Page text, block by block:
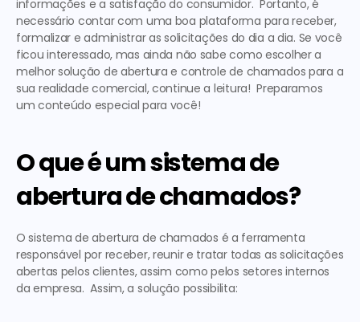
informações e a satisfação do consumidor.  Portanto, é
necessário contar com uma boa plataforma para receber,
formalizar e administrar as solicitações do dia a dia. Se você
ficou interessado, mas ainda não sabe como escolher a
melhor solução de abertura e controle de chamados para a
sua realidade comercial, continue a leitura!  Preparamos
um conteúdo especial para você!
O que é um sistema de
abertura de chamados?
O sistema de abertura de chamados é a ferramenta
responsável por receber, reunir e tratar todas as solicitações
abertas pelos clientes, assim como pelos setores internos
da empresa.  Assim, a solução possibilita: